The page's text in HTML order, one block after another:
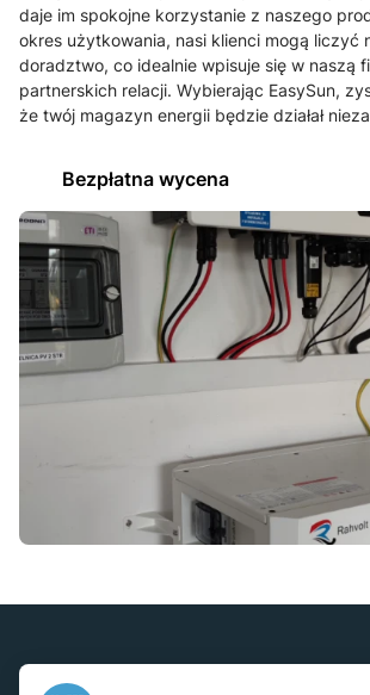
daje im spokojne korzystanie z naszego
okres użytkowania, nasi klienci mogą liczyć
doradztwo, co idealnie wpisuje się w naszą
partnerskich relacji. Wybierając EasySun,
że twój magazyn energii będzie działał
Bezpłatna wycena